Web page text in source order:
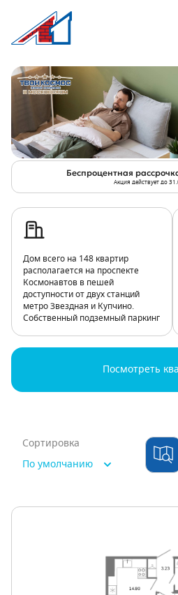
Акция
Беспроцентная
Акция действует до
Дом всего на 148 квартир
располагается на проспекте
Космонавтов в пешей
доступности от двух станций
метро Звездная и Купчино.
Собственный подземный паркинг
Посмотреть
Сортировка
По умолчанию